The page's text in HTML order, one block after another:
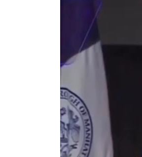
ESPLORA
Chi Siamo
Contatti
CONNETTITI
© 2014–2026
-
C.F./P.IVA 15477041006 -